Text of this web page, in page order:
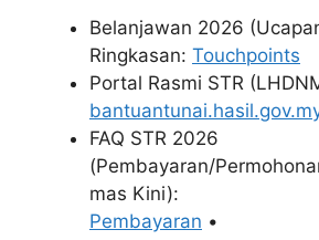
Belanjawan 2026
Ringkasan: Touchpoints
Portal Rasmi STR
FAQ STR 2026
(Pembayaran/
mas Kini):
Pembayaran •